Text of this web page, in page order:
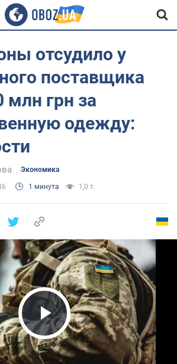
отсудило у
поставщика
млн грн за
одежду:
Экономика
1 минута 1,0 т.
Play Video